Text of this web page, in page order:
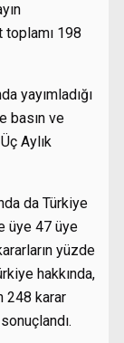
toplamı 198
yayımladığı
basın ve
Aylık
da Türkiye
üye 47 üye
yüzde
hakkında,
248 karar